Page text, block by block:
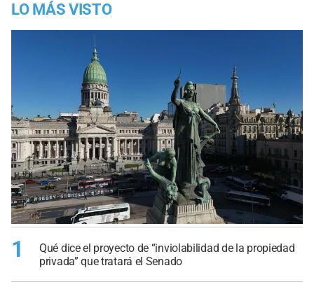
LO MÁS VISTO
1
Qué dice el proyecto de “inviolabilidad de la propiedad
privada” que tratará el Senado